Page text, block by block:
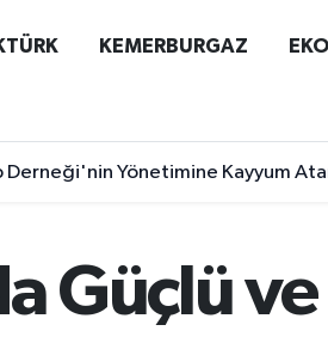
KEMERBURGAZ
Derneği'nin Yönetimine Kayyum
Güçlü